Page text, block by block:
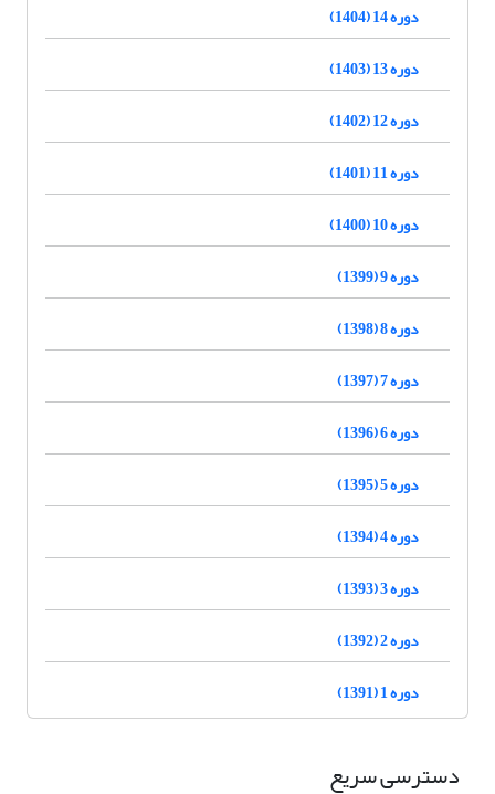
دوره 14 (1404)
دوره 13 (1403)
دوره 12 (1402)
دوره 11 (1401)
دوره 10 (1400)
دوره 9 (1399)
دوره 8 (1398)
دوره 7 (1397)
دوره 6 (1396)
دوره 5 (1395)
دوره 4 (1394)
دوره 3 (1393)
دوره 2 (1392)
دوره 1 (1391)
دسترسی سریع